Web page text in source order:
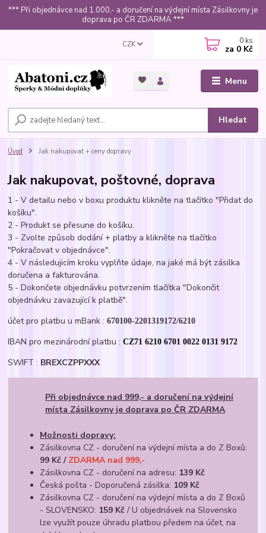
*** Při objednávce nad 1.000,- a doručení na výdejní místa Zásilkovny je
doprava po ČR ZDARMA ***
Menu
CZK
Hledat
0 ks
za 0 Kč
Úvod Jak nakupovat + ceny dopravy
Jak nakupovat, poštovné, doprava
1 - V detailu nebo v boxu produktu klikněte na tlačítko "Přidat do
košíku".
2 - Produkt se přesune do košíku.
3 - Zvolte způsob dodání + platby a klikněte na tlačítko
"Pokračovat v objednávce".
4 - V následujicím kroku vyplňte údaje, na jaké má být zásilka
doručena a fakturována.
5 - Dokončete objednávku potvrzením tlačítka "Dokončit
objednávku zavazující k platbě".
účet pro platbu u mBank :670100-2201319172/6210
IBAN pro mezinárodní platbu :CZ71 6210 6701 0022 0131 9172
SWIFT : BREXCZPPXXX
Při objednávce nad 999,- a doručení na výdejní
místa Zásilkovny je doprava po ČR ZDARMA
Možnosti dopravy:
Zásilkovna CZ - doručení na výdejní místa a do Z Boxů:
99 Kč / ZDARMA nad 999,-
Zásilkovna CZ - doručení na adresu: 139 Kč
Česká pošta - Doporučená zásilka: 109 Kč
Zásilkovna CZ - doručení na výdejní místa a do Z Boxů
- SLOVENSKO: 159 Kč / U objednávek na Slovensko
lze využít pouze úhradu platbou předem na účet, na